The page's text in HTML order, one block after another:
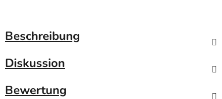
Beschreibung
Diskussion
Bewertung